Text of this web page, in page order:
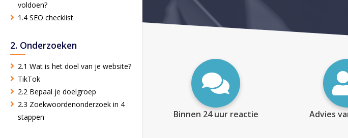
voldoen?
1.4 SEO checklist
2. Onderzoeken
2.1 Wat is het doel van je website?
TikTok
2.2 Bepaal je doelgroep
2.3 Zoekwoordenonderzoek in 4
stappen
Binnen 24 uur reactie Advies